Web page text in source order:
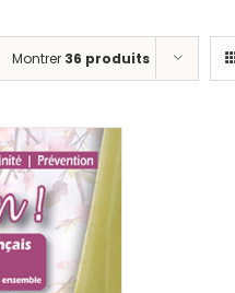
Montrer 36 produits